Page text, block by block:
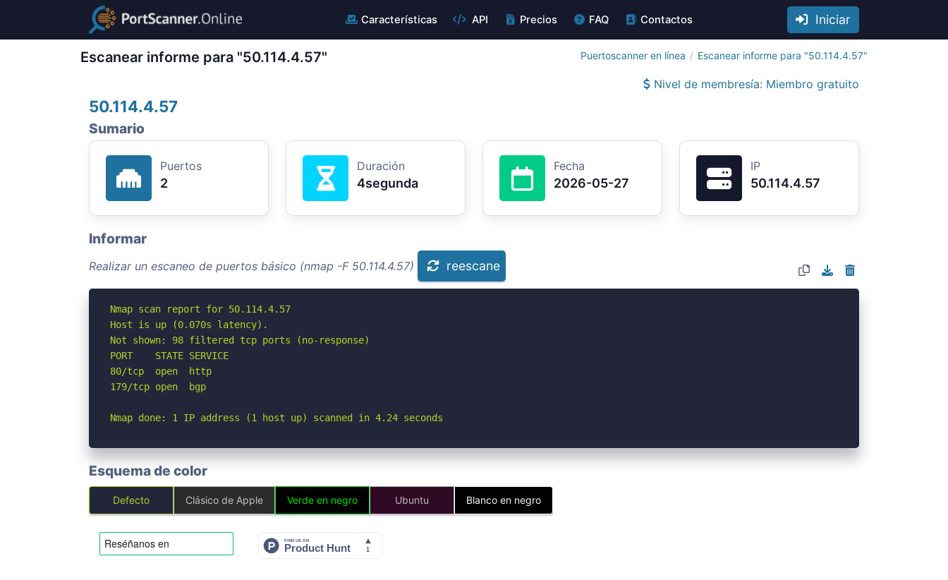
Características API Precios FAQ Contactos Iniciar
Escanear informe para "50.114.4.57" Puertoscanner en línea Escanear informe para "50.114.4.57"
Nivel de membresía: Miembro gratuito
50.114.4.57
Sumario
Puertos
2
Duración
4segunda
Fecha
2026-05-27
IP
50.114.4.57
Informar
Realizar un escaneo de puertos básico (nmap -F 50.114.4.57) reescane
Nmap scan report for 50.114.4.57
Host is up (0.070s latency).
Not shown: 98 filtered tcp ports (no-response)
PORT    STATE SERVICE
80/tcp  open  http
179/tcp open  bgp
Nmap done: 1 IP address (1 host up) scanned in 4.24 seconds
Esquema de color
Defecto Clásico de Apple Verde en negro Ubuntu Blanco en negro